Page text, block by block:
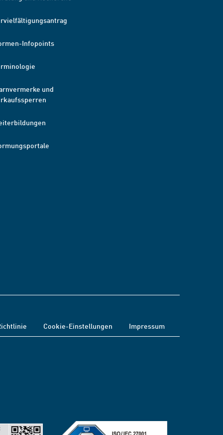
Infopoints
und
Cookie-Einstellungen Impressum